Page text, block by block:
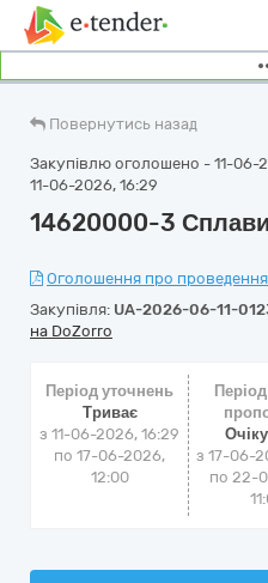
Повернутись назад
Закупівлю оголошено - 11-06-
11-06-2026, 16:29
14620000-3
Оголошення про
Закупівля: UA-2026-06-11-
на DoZorro
Період уточнень
Триває
з 11-06-2026, 16:29
по 17-06-2026,
12:00
з 17-06-
по 22-